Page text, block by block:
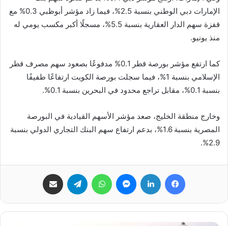
الإمارات دبي الوطني بنسبة 2.5%، فيما زاد مؤشر أبوظبي 0.3% مع
قفزة سهم الدار العقارية بنسبة 5.5%، مسجلًا أكبر مكسب يومي له
منذ يونيو.
كما ارتفع مؤشر بورصة قطر 0.1% مدفوعًا بصعود سهم مصرف قطر
الإسلامي بنسبة 1%، فيما سجلت بورصة الكويت ارتفاعًا طفيفًا
بنسبة 0.1%، مقابل تراجع محدود في البحرين بنسبة 0.1%.
وخارج منطقة الخليج، صعد مؤشر الأسهم القيادية في البورصة
المصرية بنسبة 1.6%، بدعم ارتفاع سهم البنك التجاري الدولي بنسبة
2.9%.
فيسبوك لينكدإن ماسنجر واتساب تيلقرام